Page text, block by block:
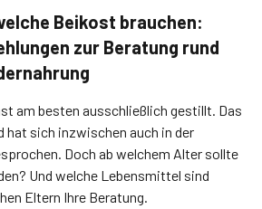
Beikost brauchen:
zur Beratung rund
am besten ausschließlich gestillt. Das
hat sich inzwischen auch in der
Doch ab welchem Alter sollte
Und welche Lebensmittel sind
Eltern Ihre Beratung.